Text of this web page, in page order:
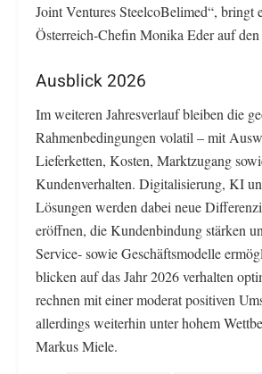
Joint Ventures SteelcoBelimed“, bringt
Österreich-Chefin Monika Eder auf
Ausblick 2026
Im weiteren Jahresverlauf bleiben die
Rahmenbedingungen volatil – mit
Lieferketten, Kosten, Marktzugang
Kundenverhalten. Digitalisierung, KI
Lösungen werden dabei neue
eröffnen, die Kundenbindung stärken
Service- sowie Geschäftsmodelle
blicken auf das Jahr 2026 verhalten
rechnen mit einer moderat positiven
allerdings weiterhin unter hohem
Markus Miele.